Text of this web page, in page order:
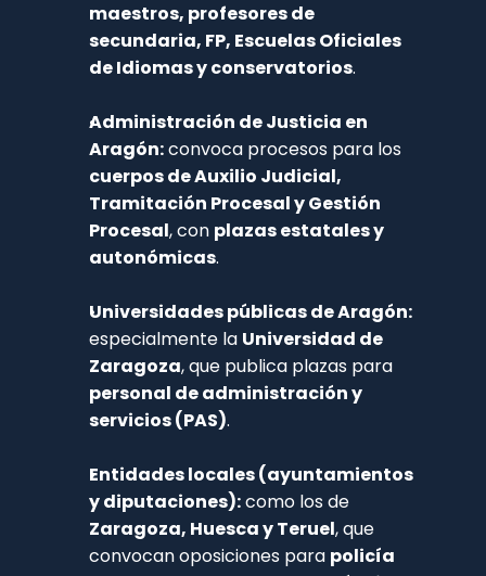
maestros, profesores de
secundaria, FP, Escuelas Oficiales
de Idiomas y conservatorios.
Administración de Justicia en
Aragón:
cuerpos de Auxilio Judicial,
Tramitación Procesal y Gestión
Procesal, con plazas estatales y
autonómicas.
Universidades públicas de Aragón:
especialmente la Universidad de
Zaragoza
personal de administración y
servicios (PAS).
Entidades locales (ayuntamientos
y diputaciones):
Zaragoza, Huesca y Teruel, que
convocan oposiciones para policía